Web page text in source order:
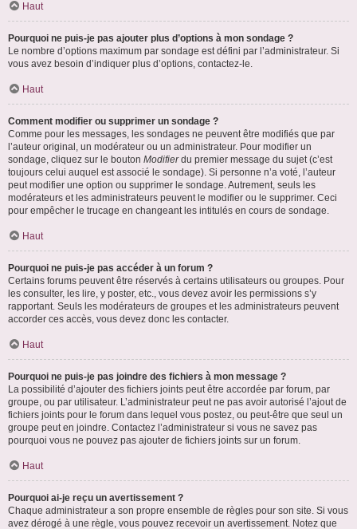
Haut
Pourquoi ne puis-je pas ajouter plus d’options à mon sondage ?
Le nombre d’options maximum par sondage est défini par l’administrateur. Si
vous avez besoin d’indiquer plus d’options, contactez-le.
Haut
Comment modifier ou supprimer un sondage ?
Comme pour les messages, les sondages ne peuvent être modifiés que par
l’auteur original, un modérateur ou un administrateur. Pour modifier un
sondage, cliquez sur le bouton Modifierdu premier message du sujet (c’est
toujours celui auquel est associé le sondage). Si personne n’a voté, l’auteur
peut modifier une option ou supprimer le sondage. Autrement, seuls les
modérateurs et les administrateurs peuvent le modifier ou le supprimer. Ceci
pour empêcher le trucage en changeant les intitulés en cours de sondage.
Haut
Pourquoi ne puis-je pas accéder à un forum ?
Certains forums peuvent être réservés à certains utilisateurs ou groupes. Pour
les consulter, les lire, y poster, etc., vous devez avoir les permissions s’y
rapportant. Seuls les modérateurs de groupes et les administrateurs peuvent
accorder ces accès, vous devez donc les contacter.
Haut
Pourquoi ne puis-je pas joindre des fichiers à mon message ?
La possibilité d’ajouter des fichiers joints peut être accordée par forum, par
groupe, ou par utilisateur. L’administrateur peut ne pas avoir autorisé l’ajout de
fichiers joints pour le forum dans lequel vous postez, ou peut-être que seul un
groupe peut en joindre. Contactez l’administrateur si vous ne savez pas
pourquoi vous ne pouvez pas ajouter de fichiers joints sur un forum.
Haut
Pourquoi ai-je reçu un avertissement ?
Chaque administrateur a son propre ensemble de règles pour son site. Si vous
avez dérogé à une règle, vous pouvez recevoir un avertissement. Notez que